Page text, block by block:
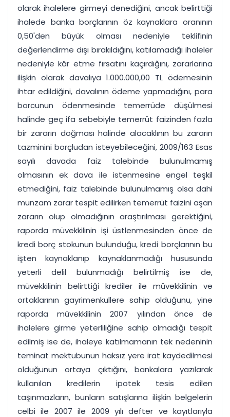
olarak ihalelere girmeyi denediğini, ancak belirttiği
ihalede banka borçlarının öz kaynaklara oranının
0,50'den büyük olması nedeniyle teklifinin
değerlendirme dışı bırakıldığını, katılamadığı ihaleler
nedeniyle kâr etme fırsatını kaçırdığını, zararlarına
ilişkin olarak davalıya 1.000.000,00 TL ödemesinin
ihtar edildiğini, davalının ödeme yapmadığını, para
borcunun ödenmesinde temerrüde düşülmesi
halinde geç ifa sebebiyle temerrüt faizinden fazla
bir zararın doğması halinde alacaklının bu zararın
tazminini borçludan isteyebileceğini, 2009/163 Esas
sayılı davada faiz talebinde bulunulmamış
olmasının ek dava ile istenmesine engel teşkil
etmediğini, faiz talebinde bulunulmamış olsa dahi
munzam zarar tespit edilirken temerrüt faizini aşan
zararın olup olmadığının araştırılması gerektiğini,
raporda müvekkilinin işi üstlenmesinden önce de
kredi borç stokunun bulunduğu, kredi borçlarının bu
işten kaynaklanıp kaynaklanmadığı hususunda
yeterli delil bulunmadığı belirtilmiş ise de,
müvekkilinin belirttiği krediler ile müvekkilinin ve
ortaklarının gayrimenkullere sahip olduğunu, yine
raporda müvekkilinin 2007 yılından önce de
ihalelere girme yeterliliğine sahip olmadığı tespit
edilmiş ise de, ihaleye katılmamanın tek nedeninin
teminat mektubunun haksız yere irat kaydedilmesi
olduğunun ortaya çıktığını, bankalara yazılarak
kullanılan kredilerin ipotek tesis edilen
taşınmazların, bunların satışlarına ilişkin belgelerin
celbi ile 2007 ile 2009 yılı defter ve kayıtlarıyla